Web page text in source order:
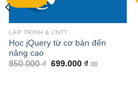
LẬP TRÌNH & CNTT
Học jQuery từ cơ bản đến
nâng cao
850.000₫ Giá
699.000 ₫Giá
00